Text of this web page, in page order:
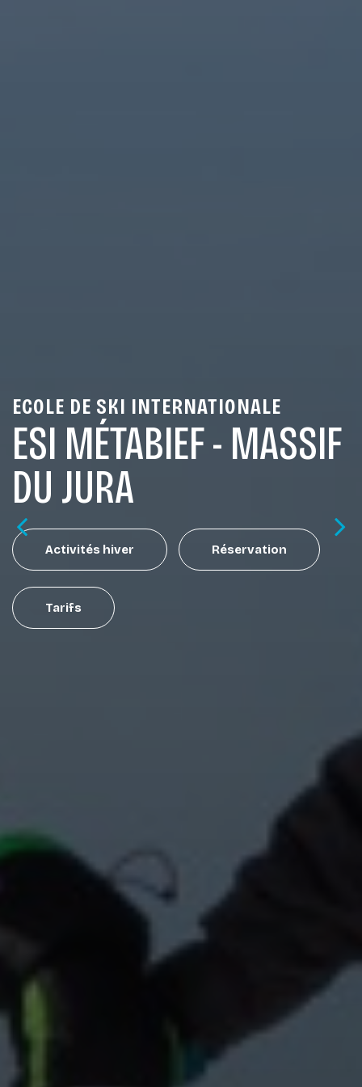
ECOLE DE SKI INTERNATIONALE
ESI MÉTABIEF - MASSIF
DU JURA
Activités hiver Réservation
Tarifs